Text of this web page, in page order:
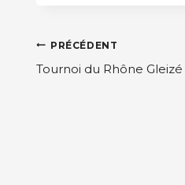
Navigation
de
PRÉCÉDENT
Tournoi du Rhône